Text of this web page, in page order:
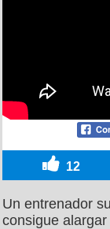
12
Un entrenador
consigue